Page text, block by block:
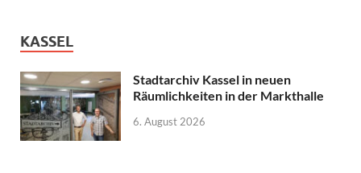
KASSEL
Stadtarchiv Kassel in neuen
Räumlichkeiten in der Markthalle
6. August 2026